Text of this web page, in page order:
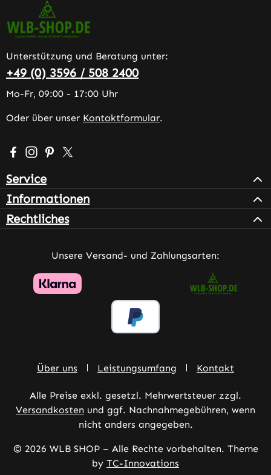
Unterstützung und Beratung unter:
+49 (0) 3596 / 508 2400
Mo-Fr, 09:00 - 17:00 Uhr
Oder über unser Kontaktformular.
Besuche uns auf Facebook – öffnet in neuem Tab
Schau auf Instagram vorbei – öffnet in neuem Tab
Lass dich auf Pinterest inspirieren – öffnet in
Folge uns auf X – öffnet in neuem Tab
Service
Informationen
Rechtliches
Unsere Versand- und Zahlungsarten:
Über uns Leistungsumfang Kontakt
Alle Preise exkl. gesetzl. Mehrwertsteuer zzgl.
Versandkosten und ggf. Nachnahmegebühren, wenn
nicht anders angegeben.
© 2026 WLB SHOP – Alle Rechte vorbehalten. Theme
by TC-Innovations